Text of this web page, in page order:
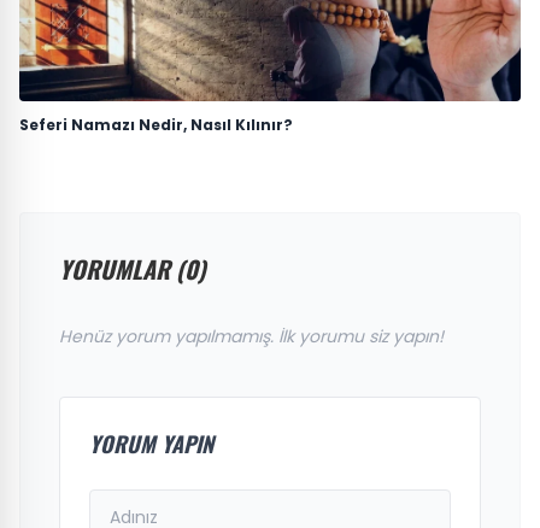
Seferi Namazı Nedir, Nasıl Kılınır?
YORUMLAR (0)
Henüz yorum yapılmamış. İlk yorumu siz yapın!
YORUM YAPIN